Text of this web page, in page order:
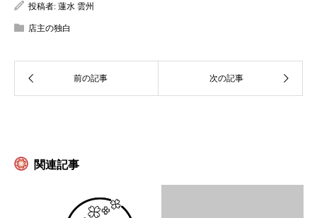
投稿者: 蓮水 雲州
店主の独白
関連記事